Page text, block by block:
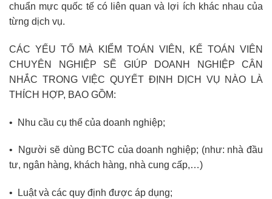
chuẩn mực quốc tế có liên quan và lợi ích khác nhau của
từng dịch vụ.
CÁC YẾU TỐ MÀ KIỂM TOÁN VIÊN, KẾ TOÁN VIÊN
CHUYÊN NGHIỆP SẼ GIÚP DOANH NGHIỆP CÂN
NHẮC TRONG VIỆC QUYẾT ĐỊNH DỊCH VỤ NÀO LÀ
THÍCH HỢP, BAO GỒM:
• Nhu cầu cụ thể của doanh nghiệp;
• Người sẽ dùng BCTC của doanh nghiệp; (như: nhà đầu
tư, ngân hàng, khách hàng, nhà cung cấp,…)
• Luật và các quy định được áp dụng;